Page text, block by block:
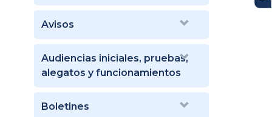
Avisos
Audiencias iniciales, pruebas,
alegatos y funcionamientos
Boletines